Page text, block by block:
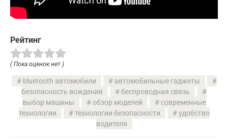
Рейтинг
( Пока оценок нет )
bluetooth автомобили
автомобильные гаджеты
безопасность вождения
беспроводная связь
выбор машины
обзор моделей
современные
технологии
технологии безопасности
удобство
водителя